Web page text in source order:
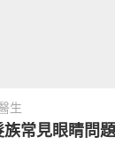
生
族常見眼睛問